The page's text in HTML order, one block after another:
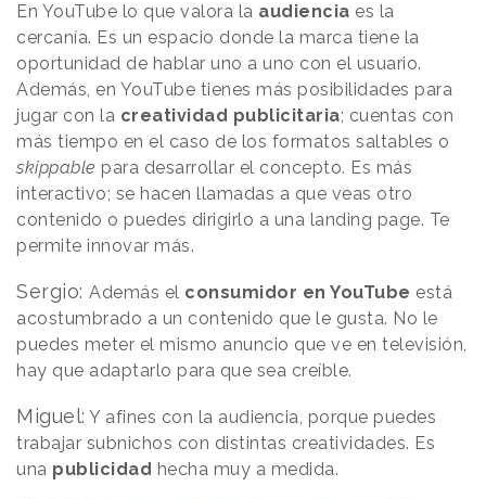
En YouTube lo que valora la audiencia es la
cercanía. Es un espacio donde la marca tiene la
oportunidad de hablar uno a uno con el usuario.
Además, en YouTube tienes más posibilidades para
jugar con la creatividad publicitaria; cuentas con
más tiempo en el caso de los formatos saltables o
skippable para desarrollar el concepto. Es más
interactivo; se hacen llamadas a que veas otro
contenido o puedes dirigirlo a una landing page. Te
permite innovar más.
Sergio: Además el consumidor en YouTube está
acostumbrado a un contenido que le gusta. No le
puedes meter el mismo anuncio que ve en televisión,
hay que adaptarlo para que sea creíble.
Miguel: Y afines con la audiencia, porque puedes
trabajar subnichos con distintas creatividades. Es
una publicidad hecha muy a medida.